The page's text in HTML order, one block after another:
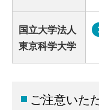
国立大学法人
東京科学大学
ご注意いた